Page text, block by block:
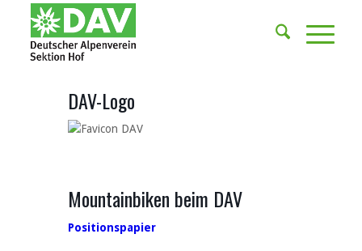
DAV-Logo
Mountainbiken beim DAV
Positionspapier